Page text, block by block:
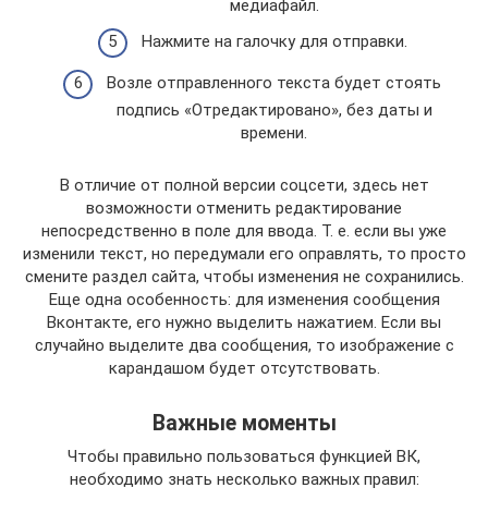
медиафайл.
Нажмите на галочку для отправки.
Возле отправленного текста будет стоять
подпись «Отредактировано», без даты и
времени.
В отличие от полной версии соцсети, здесь нет
возможности отменить редактирование
непосредственно в поле для ввода. Т. е. если вы уже
изменили текст, но передумали его оправлять, то просто
смените раздел сайта, чтобы изменения не сохранились.
Еще одна особенность: для изменения сообщения
Вконтакте, его нужно выделить нажатием. Если вы
случайно выделите два сообщения, то изображение с
карандашом будет отсутствовать.
Важные моменты
Чтобы правильно пользоваться функцией ВК,
необходимо знать несколько важных правил: